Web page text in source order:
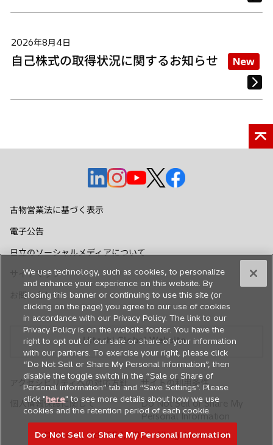
2026年8月4日
自己株式の取得状況に関するお知らせ New
新
し
で
く
新
で
く
新
し
く
新
し
く
新
く
古物営業法に基づく表示
電子公告
日立のソーシャルメディアについて
サイトマップ
お問い合わせ
Hitachi Global Website
© Hitachi, Ltd. 1994,2026. All rights reserved.
アクセシビリティへの対応方針
サイトの利用条件
個人情報保護に関して
Do Not Sell or Share My
Personal Information
We use technology, such as cookies, to personalize
and enhance your experience on this website. By
closing this banner or continuing to use this site (or
clicking on the page) you agree to our use of cookies
in accordance with our Privacy Policy. The link to our
Privacy Policy is on the website footer. You have the
right to opt out of our sale or share of your information
with our partners. To exercise your right, please click
“Do Not Sell or Share My Personal Information”, then
disable the toggle switch in the “Sale or Share of
Personal information” tab and “Save Settings”. Please
click "here" to see more details about how we use
cookies and the retention period of each cookie.
Do Not Sell or Share My Personal Information